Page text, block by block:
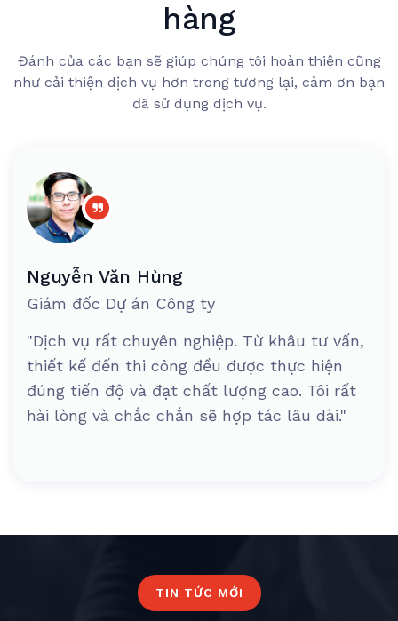
hàng
Đánh của các bạn sẽ giúp chúng tôi hoàn thiện cũng
như cải thiện dịch vụ hơn trong tương lại, cảm ơn bạn
đã sử dụng dịch vụ.
Nguyễn Văn Hùng
Giám đốc Dự án Công ty
"Dịch vụ rất chuyên nghiệp. Từ khâu tư vấn,
thiết kế đến thi công đều được thực hiện
đúng tiến độ và đạt chất lượng cao. Tôi rất
hài lòng và chắc chắn sẽ hợp tác lâu dài."
TIN TỨC MỚI